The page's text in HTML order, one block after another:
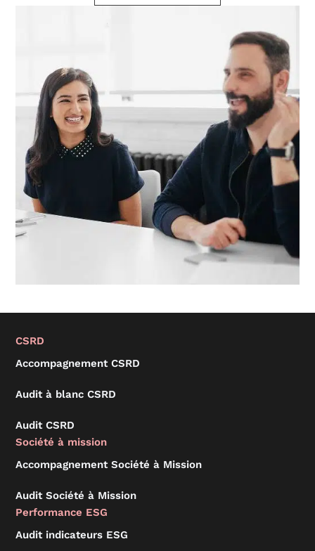
CSRD
Accompagnement CSRD
Audit à blanc CSRD
Audit CSRD
Société à mission
Accompagnement Société à Mission
Audit Société à Mission
Performance ESG
Audit indicateurs ESG